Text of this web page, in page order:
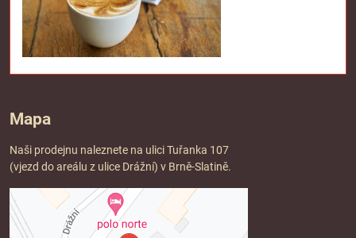
Mapa
Naši prodejnu naleznete na ulici Tuřanka 107
(vjezd do areálu z ulice Drážní) v Brně-Slatině.